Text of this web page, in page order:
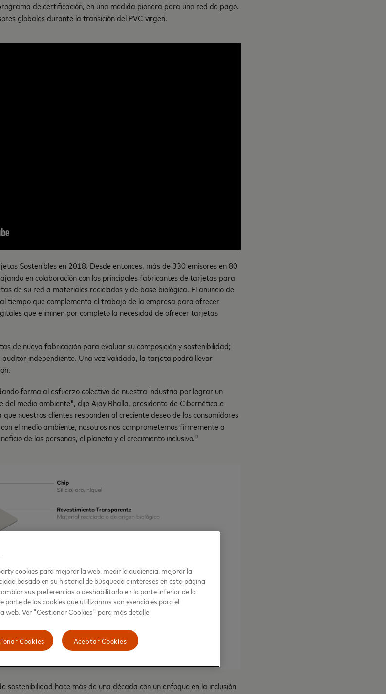
de certificación, en una medida pionera para una red de pago.
globales durante la transición del PVC virgen.
Sostenibles en 2018. Desde entonces, más de 330 emisores en 80
en colaboración con los principales fabricantes de tarjetas para
de su red a materiales reciclados y de base biológica. El anuncio de
tiempo que complementa el trabajo de la empresa para ofrecer
que eliminen por completo la necesidad de ofrecer tarjetas
de nueva fabricación para evaluar su composición y sostenibilidad;
independiente. Una vez validada, la tarjeta podrá llevar
forma al esfuerzo colectivo de nuestra industria por lograr un
del medio ambiente", dijo Ajay Bhalla, presidente de Cibernética e
nuestros clientes responden al creciente deseo de los consumidores
el medio ambiente, nosotros nos comprometemos firmemente a
de las personas, el planeta y el crecimiento inclusivo."
sostenibilidad hace más de una década con un enfoque en la inclusión
cookies para mejorar la web, medir la audiencia, mejorar la
basado en su historial de búsqueda e intereses en esta página
sus preferencias o deshabilitarlo en la parte inferior de la
parte de las cookies que utilizamos son esenciales para el
web. Ver "Gestionar Cookies" para más detalle.
Aceptar Cookies
Cookies